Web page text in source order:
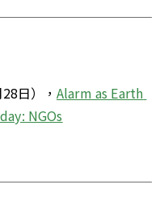
日）， Alarm as Earth
NGOs